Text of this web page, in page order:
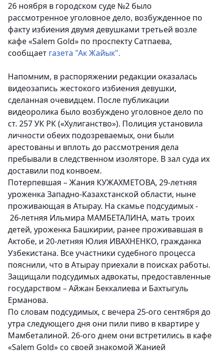
26 ноября в городском суде №2 было
рассмотренное уголовное дело, возбужденное по
факту избиения двумя девушками третьей возле
кафе «Salem Gold» по проспекту Сатпаева,
сообщает газета "Ак Жайык".
Напомним, в распоряжении редакции оказалась
видеозапись жестокого избиения девушки,
сделанная очевидцем. После публикации
видеоролика было возбуждено уголовное дело по
ст. 257 УК РК («Хулиганство»). Полиция установила
личности обеих подозреваемых, они были
арестованы и вплоть до рассмотрения дела
пребывали в следственном изоляторе. В зал суда их
доставили под конвоем.
Потерпевшая – Жания КУЖАХМЕТОВА, 29-летняя
уроженка Западно-Казахстанской области, ныне
проживающая в Атырау. На скамье подсудимых -
26-летняя Ильмира МАМБЕТАЛИНА, мать троих
детей, уроженка Башкирии, ранее проживавшая в
Актобе, и 20-летняя Юлия ИВАХНЕНКО, гражданка
Узбекистана. Все участники судебного процесса
пояснили, что в Атырау приехали в поисках работы.
Защищали подсудимых адвокаты, предоставленные
государством – Айжан Беккалиева и Бахтыгуль
Ерманова.
По словам подсудимых, с вечера 25-ого сентября до
утра следующего дня они пили пиво в квартире у
Мамбеталиной. 26-ого днем они встретились в кафе
«Salem Gold» со своей знакомой Жанией